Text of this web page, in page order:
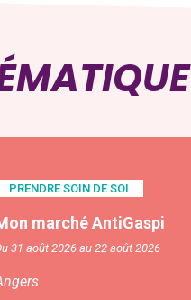
PRENDRE SOIN DE SOI
marché AntiGaspi
31 août 2026 au 22 août 2026